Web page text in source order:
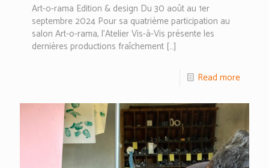
Art-o-rama Edition & design Du 30 août au 1er
septembre 2024 Pour sa quatrième participation au
salon Art-o-rama, l’Atelier Vis-à-Vis présente les
dernières productions fraîchement […]
Read more